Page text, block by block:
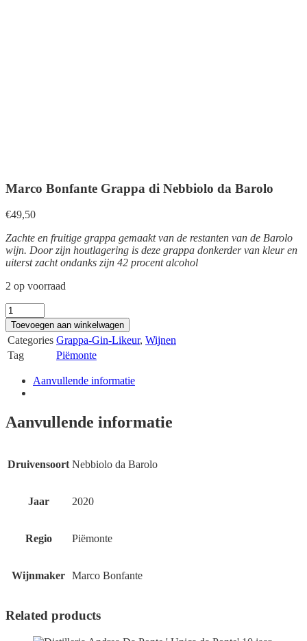
Marco Bonfante Grappa di Nebbiolo da Barolo
€49,50
Zachte en fruitige grappa gemaakt van de restanten van de Barolo
wijn. Door zijn houtlagering is deze grappa donkerder van kleur en
uiterst zacht ondanks zijn 42 procent alcohol
2 op voorraad
Marco
Bonfante
Grappa
di
Nebbiolo
Barolo
quantity
Toevoegen aan winkelwagen
Categories Grappa-Gin-Likeur, Wijnen
Tag
Piëmonte
Aanvullende informatie
Aanvullende informatie
Druivensoort Nebbiolo da Barolo
Jaar 2020
Regio Piëmonte
Wijnmaker Marco Bonfante
Related products